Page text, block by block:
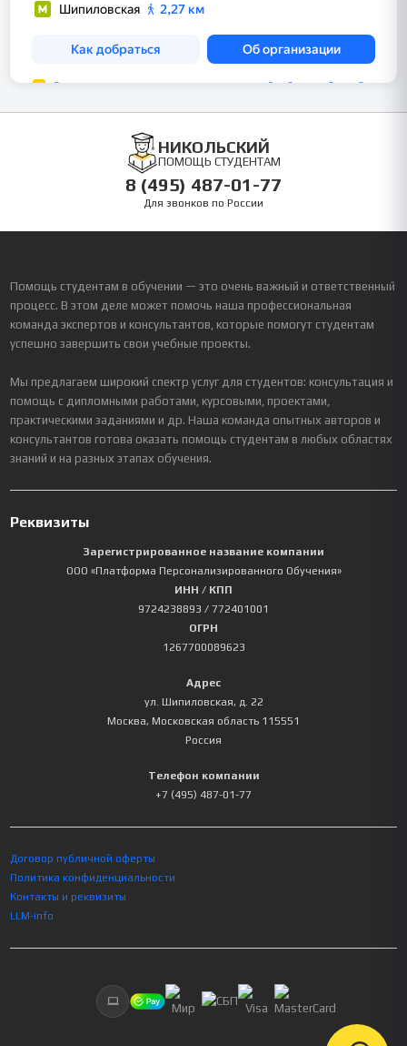
НИКОЛЬСКИЙ
ПОМОЩЬ СТУДЕНТАМ
8 (495) 487-01-77
Для звонков по России
Помощь студентам в обучении — это очень важный и ответственный
процесс. В этом деле может помочь наша профессиональная
команда экспертов и консультантов, которые помогут студентам
успешно завершить свои учебные проекты.
Мы предлагаем широкий спектр услуг для студентов: консультация и
помощь с дипломными работами, курсовыми, проектами,
практическими заданиями и др. Наша команда опытных авторов и
консультантов готова оказать помощь студентам в любых областях
знаний и на разных этапах обучения.
Реквизиты
Зарегистрированное название компании
ООО «Платформа Персонализированного Обучения»
ИНН / КПП
9724238893 / 772401001
ОГРН
1267700089623
Адрес
ул. Шипиловская, д. 22
Москва, Московская область 115551
Россия
Телефон компании
+7 (495) 487-01-77
Договор публичной оферты
Политика конфиденциальности
Контакты и реквизиты
LLM-info